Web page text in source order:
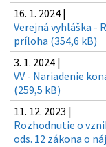
16. 1. 2024 |
Verejná vyhláška -
príloha (354,6 kB)
3. 1. 2024 |
VV - Nariadenie
(259,5 kB)
11. 12. 2023 |
Rozhodnutie o
ods. 12 zákona o